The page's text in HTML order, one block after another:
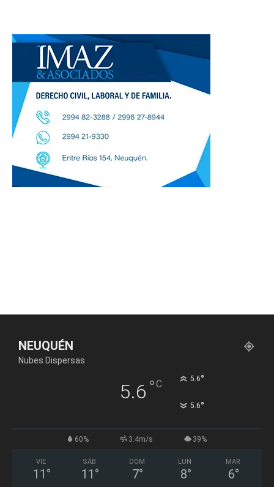
NEUQUÉN
Nubes Dispersas
5.6 °C 5.6°
5.6°
60% 3.4m/s 39%
VIE
11 °
SÁB
11 °
DOM
7°
LUN
8°
MAR
6°